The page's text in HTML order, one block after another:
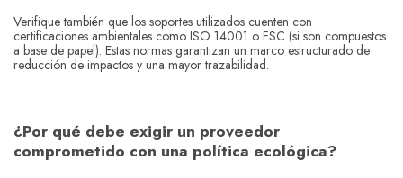
Verifique también que los soportes utilizados cuenten con
certificaciones ambientales como ISO 14001 o FSC (si son compuestos
a base de papel). Estas normas garantizan un marco estructurado de
reducción de impactos y una mayor trazabilidad.
¿Por qué debe exigir un proveedor
comprometido con una política ecológica?